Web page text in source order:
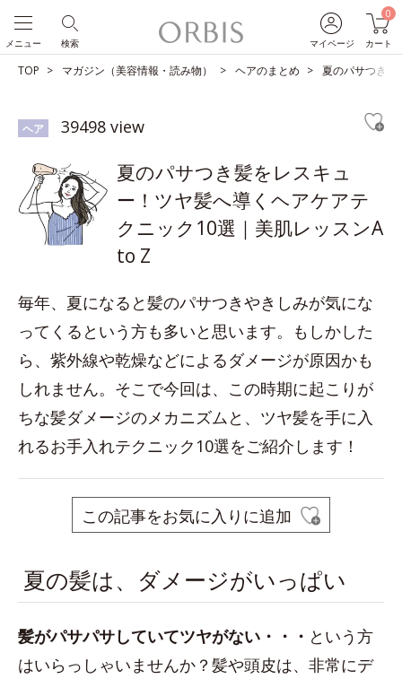
マイページ
0
カート
検索
メニュー
TOP マガジン（美容情報・読み物） ヘアのまとめ 夏のパサつき髪
ヘア 39498 view
夏のパサつき髪をレスキュ
ー！ツヤ髪へ導くヘアケアテ
クニック10選｜美肌レッスンA
to Z
毎年、夏になると髪のパサつきやきしみが気にな
ってくるという方も多いと思います。もしかした
ら、紫外線や乾燥などによるダメージが原因かも
しれません。そこで今回は、この時期に起こりが
ちな髪ダメージのメカニズムと、ツヤ髪を手に入
れるお手入れテクニック10選をご紹介します！
この記事をお気に入りに追加
夏の髪は、ダメージがいっぱい
髪がパサパサしていてツヤがない・・ ・ という方
はいらっしゃいませんか？髪や頭皮は、非常にデ